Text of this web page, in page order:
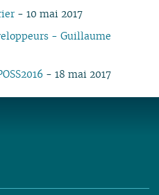
02
01
- 10 mai 2017
- Guillaume
- 18 mai 2017